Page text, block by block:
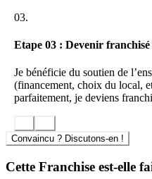
03.
Etape 03 : Devenir franchisé
Je bénéficie du soutien de
(financement, choix du local,
parfaitement, je deviens
Convaincu ? Discutons-en !
Cette Franchise est-elle